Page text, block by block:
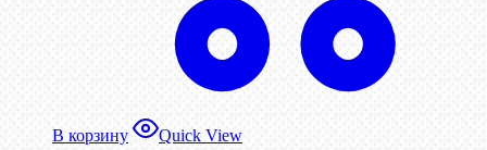
В корзину Quick View